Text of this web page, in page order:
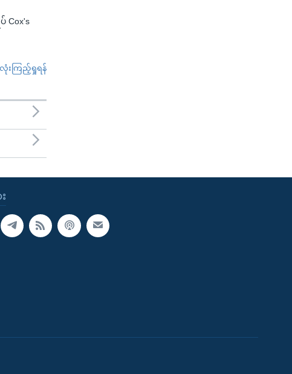
Cox's
းကြည့်ရှုရန်